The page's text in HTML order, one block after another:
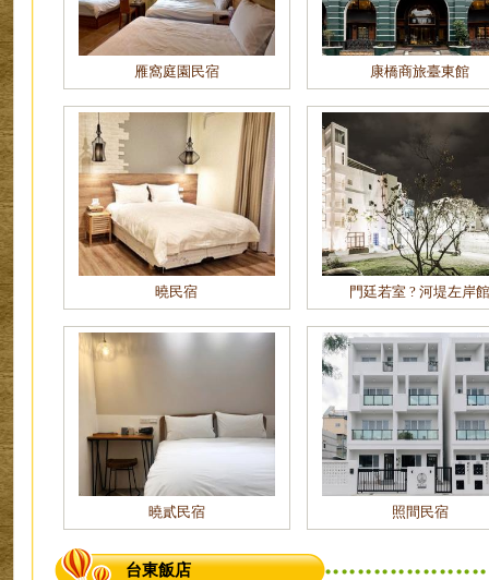
雁窩庭園民宿 康橋商旅臺東館
曉民宿 門廷若室 ? 河堤左岸
曉貳民宿 照間民宿
台東飯店